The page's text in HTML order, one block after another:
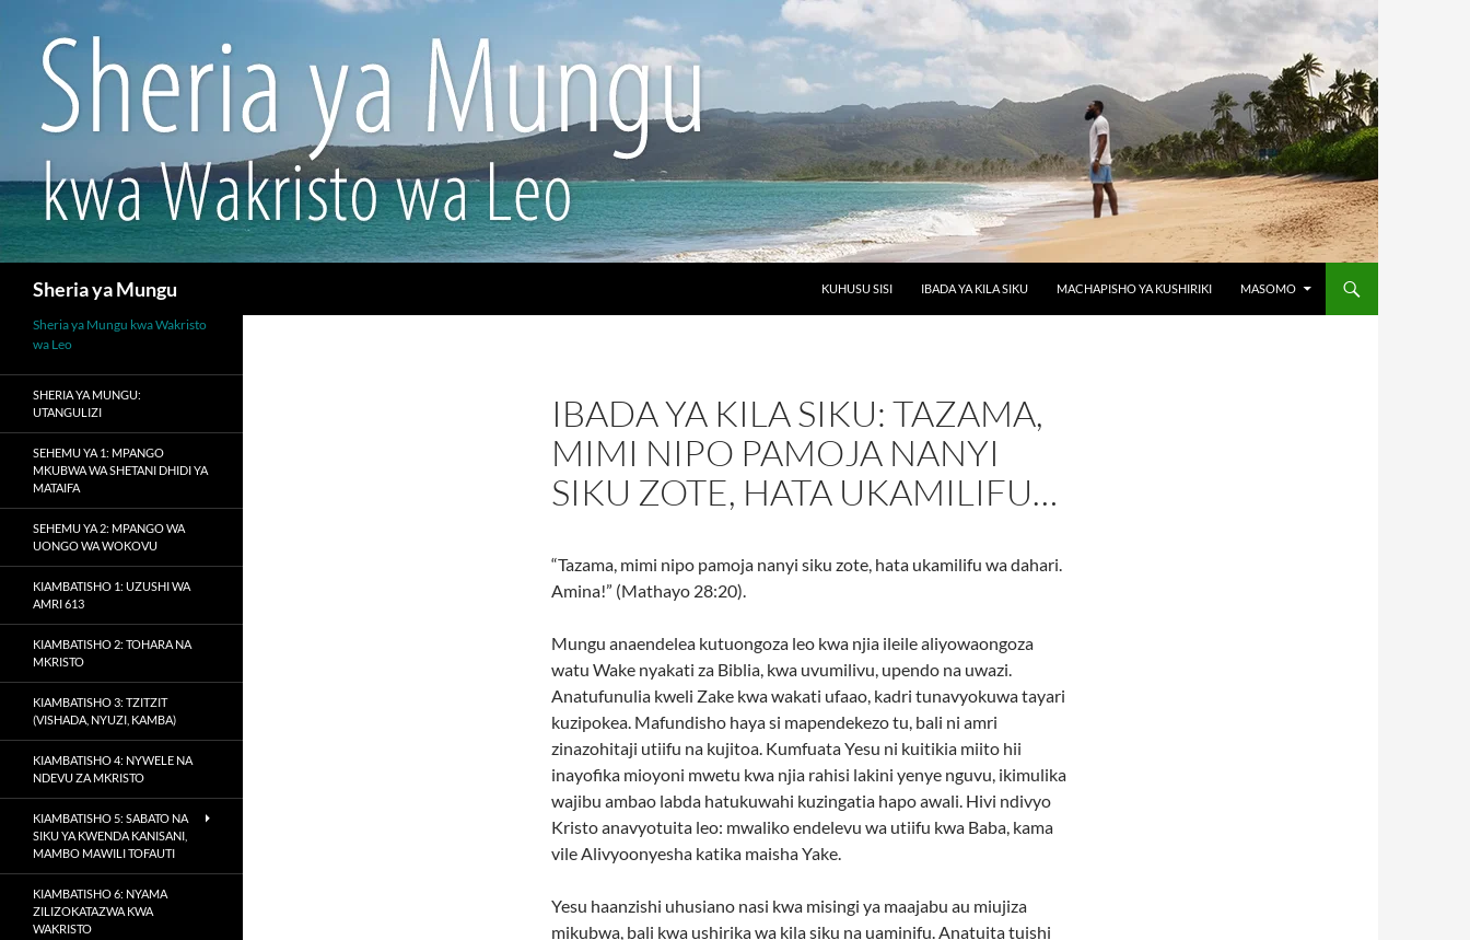
Sheria ya Mungu
KUHUSU SISI
IBADA YA KILA SIKU MACHAPISHO YA KUSHIRIKI MASOMO
IBADA YA KILA SIKU: TAZAMA,
MIMI NIPO PAMOJA NANYI
SIKU ZOTE, HATA UKAMILIFU…
“Tazama, mimi nipo pamoja nanyi siku zote, hata ukamilifu wa dahari.
Amina!” (Mathayo 28:20).
Mungu anaendelea kutuongoza leo kwa njia ileile aliyowaongoza
watu Wake nyakati za Biblia, kwa uvumilivu, upendo na uwazi.
Anatufunulia kweli Zake kwa wakati ufaao, kadri tunavyokuwa tayari
kuzipokea. Mafundisho haya si mapendekezo tu, bali ni amri
zinazohitaji utiifu na kujitoa. Kumfuata Yesu ni kuitikia miito hii
inayofika mioyoni mwetu kwa njia rahisi lakini yenye nguvu, ikimulika
wajibu ambao labda hatukuwahi kuzingatia hapo awali. Hivi ndivyo
Kristo anavyotuita leo: mwaliko endelevu wa utiifu kwa Baba, kama
vile Alivyoonyesha katika maisha Yake.
Yesu haanzishi uhusiano nasi kwa misingi ya maajabu au miujiza
mikubwa, bali kwa ushirika wa kila siku na uaminifu. Anatuita tuishi
Sheria ya Mungu kwa Wakristo
wa Leo
SHERIA YA MUNGU:
UTANGULIZI
SEHEMU YA 1: MPANGO
MKUBWA WA SHETANI DHIDI YA
MATAIFA
SEHEMU YA 2: MPANGO WA
UONGO WA WOKOVU
KIAMBATISHO 1: UZUSHI WA
AMRI 613
KIAMBATISHO 2: TOHARA NA
MKRISTO
KIAMBATISHO 3: TZITZIT
(VISHADA, NYUZI, KAMBA)
KIAMBATISHO 4: NYWELE NA
NDEVU ZA MKRISTO
KIAMBATISHO 5: SABATO NA
SIKU YA KWENDA KANISANI,
MAMBO MAWILI TOFAUTI
KIAMBATISHO 6: NYAMA
ZILIZOKATAZWA KWA
WAKRISTO